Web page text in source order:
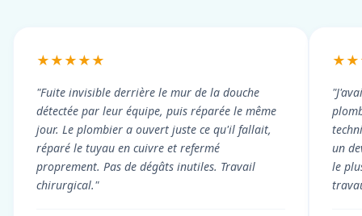
★★★★★
"Fuite invisible derrière le mur de la douche
détectée par leur équipe, puis réparée le même
jour. Le plombier a ouvert juste ce qu'il fallait,
réparé le tuyau en cuivre et refermé
proprement. Pas de dégâts inutiles. Travail
chirurgical."
un
le